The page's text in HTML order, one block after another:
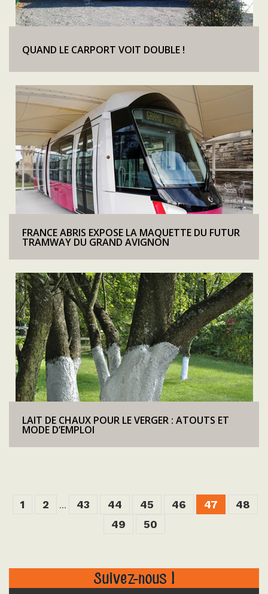
QUAND LE CARPORT VOIT DOUBLE !
FRANCE ABRIS EXPOSE LA MAQUETTE DU FUTUR
TRAMWAY DU GRAND AVIGNON
LAIT DE CHAUX POUR LE VERGER : ATOUTS ET
MODE D’EMPLOI
1 2 ... 43 44 45 46 47
48
49
50
Suivez-nous !